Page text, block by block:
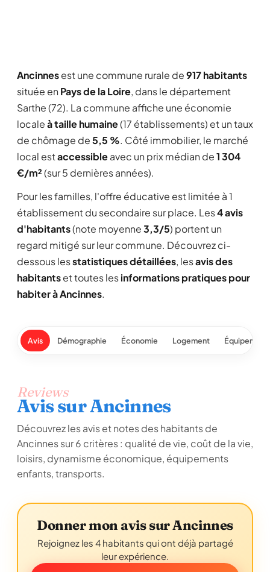
Ancinnesest une commune rurale de917 habitants
située en Pays de la Loire, dans le département
Sarthe (72). La commune affiche une économie
localeà taille humaine(17 établissements) et un taux
de chômage de5,5 %. Côté immobilier, le marché
local estaccessibleavec un prix médian de1 304
€/m²(sur 5 dernières années).
Pour les familles, l'offre éducative est limitée à 1
établissement du secondaire sur place. Les4 avis
d'habitants(note moyenne3,3/5) portent un
regard mitigé sur leur commune. Découvrez ci-
dessous lesstatistiques détaillées, lesavis des
habitantset toutes lesinformations pratiques pour
habiter à Ancinnes.
Avis Démographie Économie Logement
Reviews
Avis sur Ancinnes
Découvrez les avis et notes des habitants de
Ancinnes sur 6 critères : qualité de vie, coût de la vie,
loisirs, dynamisme économique, équipements
enfants, transports.
Donner mon avis sur Ancinnes
Rejoignez les 4 habitants qui ont déjà partagé
leur expérience.